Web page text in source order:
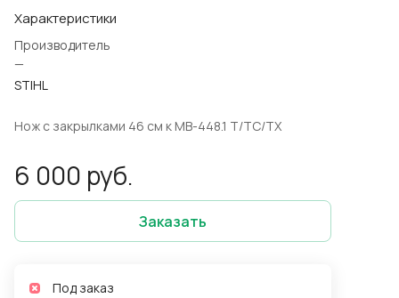
Характеристики
Производитель
—
STIHL
Нож с закрылками 46 см к MB-448.1 T/TC/TX
6 000 руб.
Заказать
Под заказ